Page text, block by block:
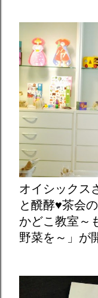
オイシックス
と醗酵♥茶会
かどこ教室～
野菜を～」が